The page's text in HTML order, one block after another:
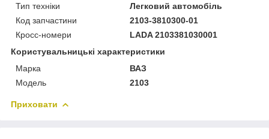
Тип техніки
Легковий автомобіль
Код запчастини
2103-3810300-01
Кросс-номери
LADA 2103381030001
Користувальницькі характеристики
Марка
ВАЗ
Модель
2103
Приховати